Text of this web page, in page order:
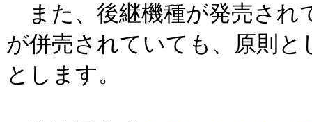
また、後継機種が発売され
が併売されていても、原則と
とします。